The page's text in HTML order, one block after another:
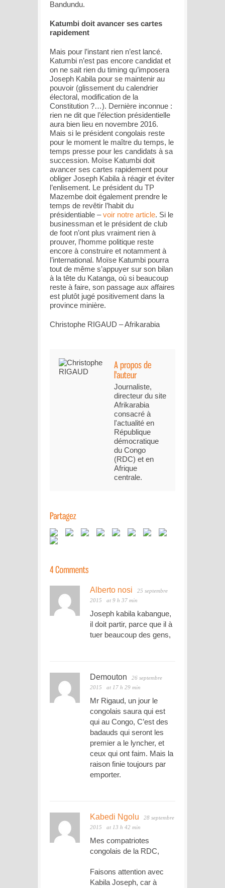
Bandundu.
Katumbi doit avancer ses cartes
rapidement
Mais pour l’instant rien n’est lancé.
Katumbi n’est pas encore candidat et
on ne sait rien du timing qu’imposera
Joseph Kabila pour se maintenir au
pouvoir (glissement du calendrier
électoral, modification de la
Constitution ?…). Dernière inconnue :
rien ne dit que l’élection présidentielle
aura bien lieu en novembre 2016.
Mais si le président congolais reste
pour le moment le maître du temps, le
temps presse pour les candidats à sa
succession. Moïse Katumbi doit
avancer ses cartes rapidement pour
obliger Joseph Kabila à réagir et éviter
l’enlisement. Le président du TP
Mazembe doit également prendre le
temps de revêtir l’habit du
présidentiable –voir notre article. Si le
businessman et le président de club
de foot n’ont plus vraiment rien à
prouver, l’homme politique reste
encore à construire et notamment à
l’international. Moïse Katumbi pourra
tout de même s’appuyer sur son bilan
à la tête du Katanga, où si beaucoup
reste à faire, son passage aux affaires
est plutôt jugé positivement dans la
province minière.
Christophe RIGAUD – Afrikarabia
Journaliste,
directeur du site
Afrikarabia
consacré à
l'actualité en
République
démocratique
du Congo
(RDC) et en
Afrique
centrale.
Alberto nosi
25 septembre
2015
at 9 h 37 min
Joseph kabila kabangue,
il doit partir, parce que il à
tuer beaucoup des gens,
Demouton
26 septembre
2015
at 17 h 29 min
Mr Rigaud, un jour le
congolais saura qui est
qui au Congo, C’est des
badauds qui seront les
premier a le lyncher, et
ceux qui ont faim. Mais la
raison finie toujours par
emporter.
Kabedi Ngolu
28 septembre
2015
at 13 h 42 min
Mes compatriotes
congolais de la RDC,
Faisons attention avec
Kabila Joseph, car à